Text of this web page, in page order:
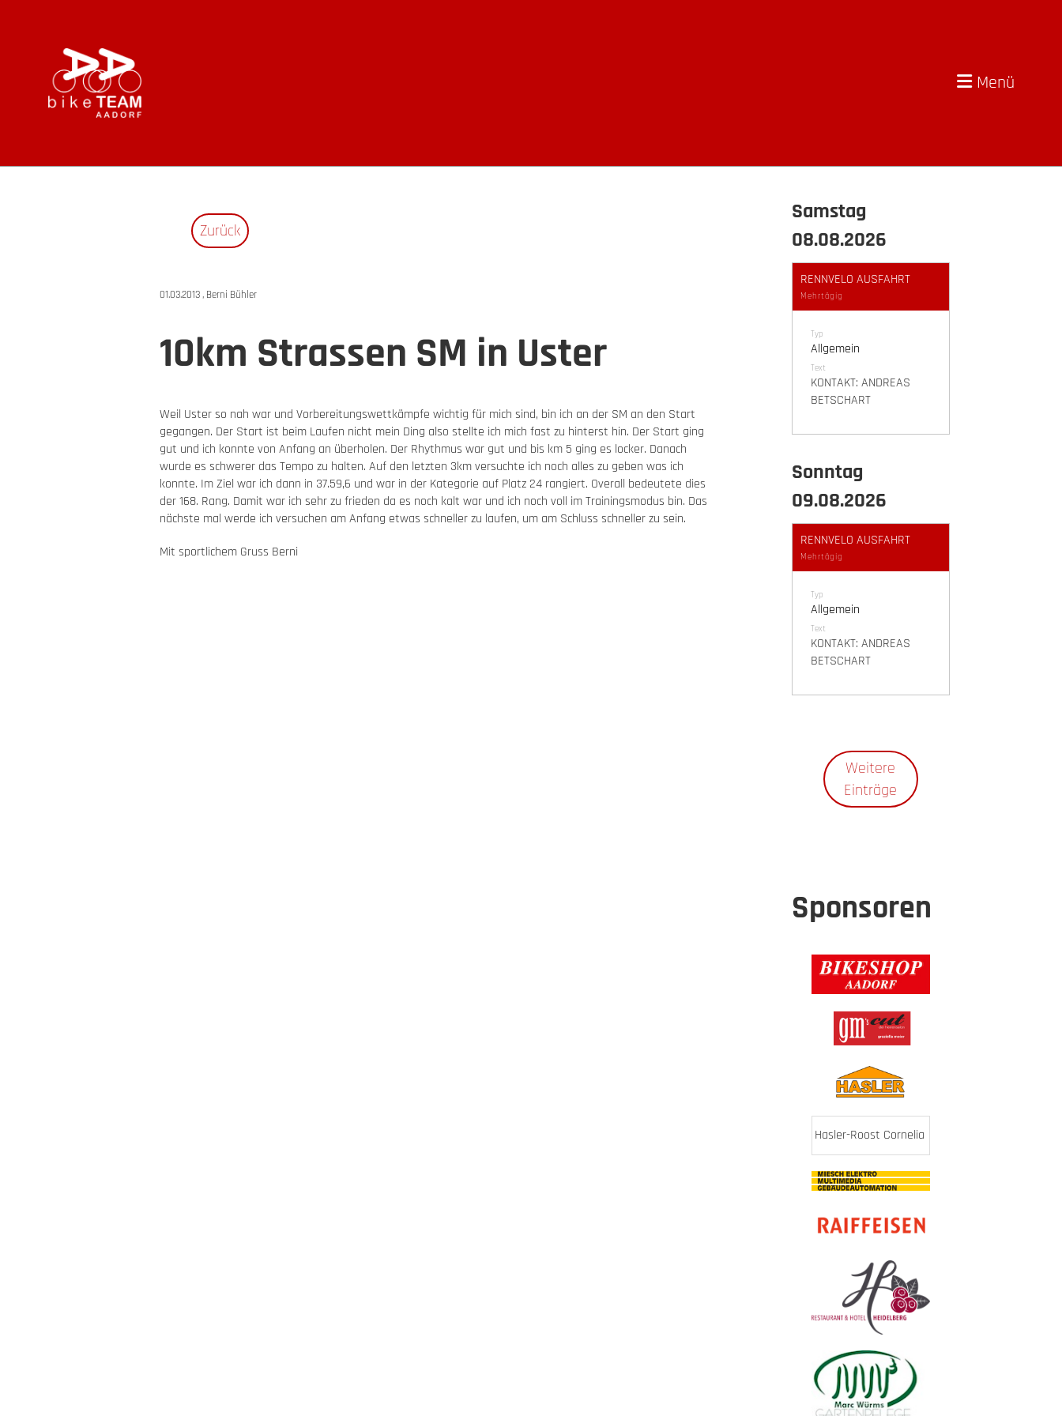
Menü
Zurück
01.03.2013, Berni Bühler
10km Strassen SM in Uster
Weil Uster so nah war und Vorbereitungswettkämpfe wichtig für mich sind, bin ich an der SM an den Start
gegangen. Der Start ist beim Laufen nicht mein Ding also stellte ich mich fast zu hinterst hin. Der Start ging
gut und ich konnte von Anfang an überholen. Der Rhythmus war gut und bis km 5 ging es locker. Danach
wurde es schwerer das Tempo zu halten. Auf den letzten 3km versuchte ich noch alles zu geben was ich
konnte. Im Ziel war ich dann in 37.59,6 und war in der Kategorie auf Platz 24 rangiert. Overall bedeutete dies
der 168. Rang. Damit war ich sehr zu frieden da es noch kalt war und ich noch voll im Trainingsmodus bin. Das
nächste mal werde ich versuchen am Anfang etwas schneller zu laufen, um am Schluss schneller zu sein.
Mit sportlichem Gruss Berni
Samstag
08.08.2026
RENNVELO AUSFAHRT
Mehrtägig
Typ
Allgemein
Text
KONTAKT: ANDREAS
BETSCHART
Sonntag
09.08.2026
RENNVELO AUSFAHRT
Mehrtägig
Typ
Allgemein
Text
KONTAKT: ANDREAS
BETSCHART
Weitere
Einträge
Sponsoren
Hasler-Roost Cornelia